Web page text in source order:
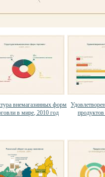
внемагазинных форм
в мире, 2010 год